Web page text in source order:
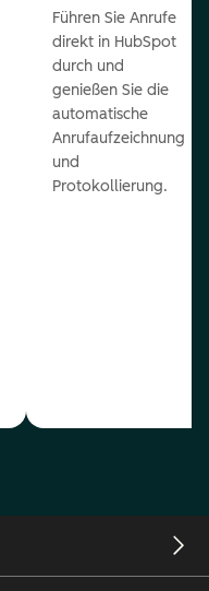
Führen Sie Anrufe
direkt in HubSpot
durch und
genießen Sie die
automatische
Anrufaufzeichnung
und
Protokollierung.